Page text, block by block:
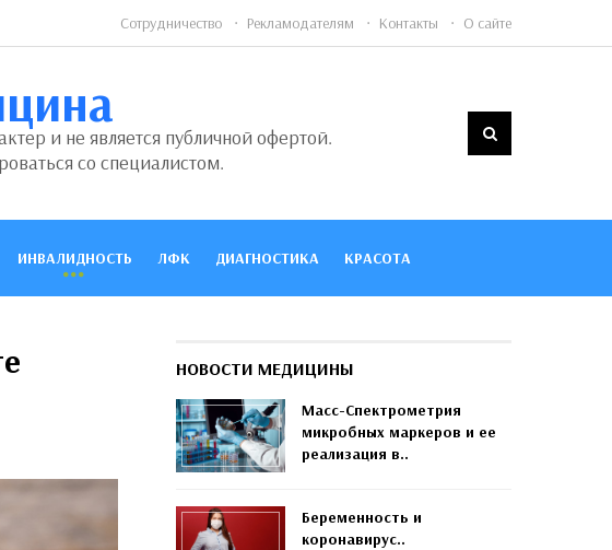
Сотрудничество Рекламодателям Контакты О сайте
и не является публичной офертой.
со специалистом.
ИНВАЛИДНОСТЬ ЛФК ДИАГНОСТИКА КРАСОТА
НОВОСТИ МЕДИЦИНЫ
Масс-Спектрометрия
микробных маркеров и ее
реализация в..
Беременность и
коронавирус..